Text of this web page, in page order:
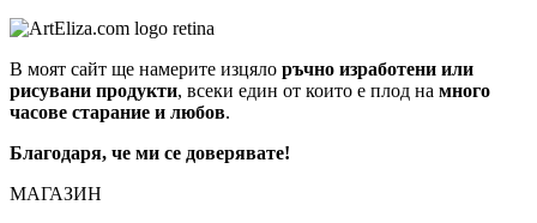
В моят сайт ще намерите изцяло ръчно изработени или
рисувани продукти, всеки един от които е плод на много
часове старание и любов.
Благодаря, че ми се доверявате!
МАГАЗИН